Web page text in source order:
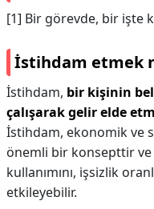
[1] Bir görevde, bir işte
İstihdam etmek
İstihdam, bir kişinin
çalışarak gelir elde
İstihdam, ekonomik ve
önemli bir konsepttir
kullanımını, işsizlik
etkileyebilir.